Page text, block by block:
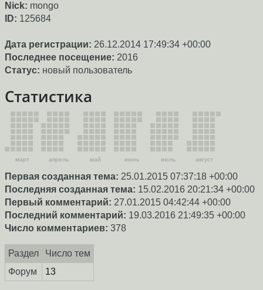
Nick: mongo
ID: 125684
Дата регистрации: 26.12.2014 17:49:34 +00:00
Последнее посещение: 2016
Статус: новый пользователь
Статистика
март апрель май июнь июль август
Первая созданная тема: 25.01.2015 07:37:18 +00:00
Последняя созданная тема: 15.02.2016 20:21:34 +00:00
Первый комментарий: 27.01.2015 04:42:44 +00:00
Последний комментарий: 19.03.2016 21:49:35 +00:00
Число комментариев: 378
Раздел
Число тем
Форум
13